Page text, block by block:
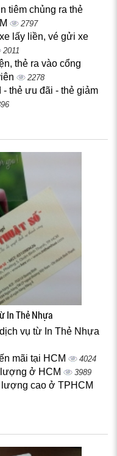
tiêm chủng ra thẻ
2797
lấy liền, vé gửi xe
2011
thẻ ra vào cổng
2278
- thẻ ưu đãi - thẻ giảm
In Thẻ Nhựa
vụ từ In Thẻ Nhựa
mãi tại HCM 4024
ở HCM 3989
lượng cao ở TPHCM